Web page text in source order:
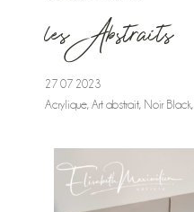
les Abstraits
27 07 2023
Acrylique, Art abstrait, Noir Black,